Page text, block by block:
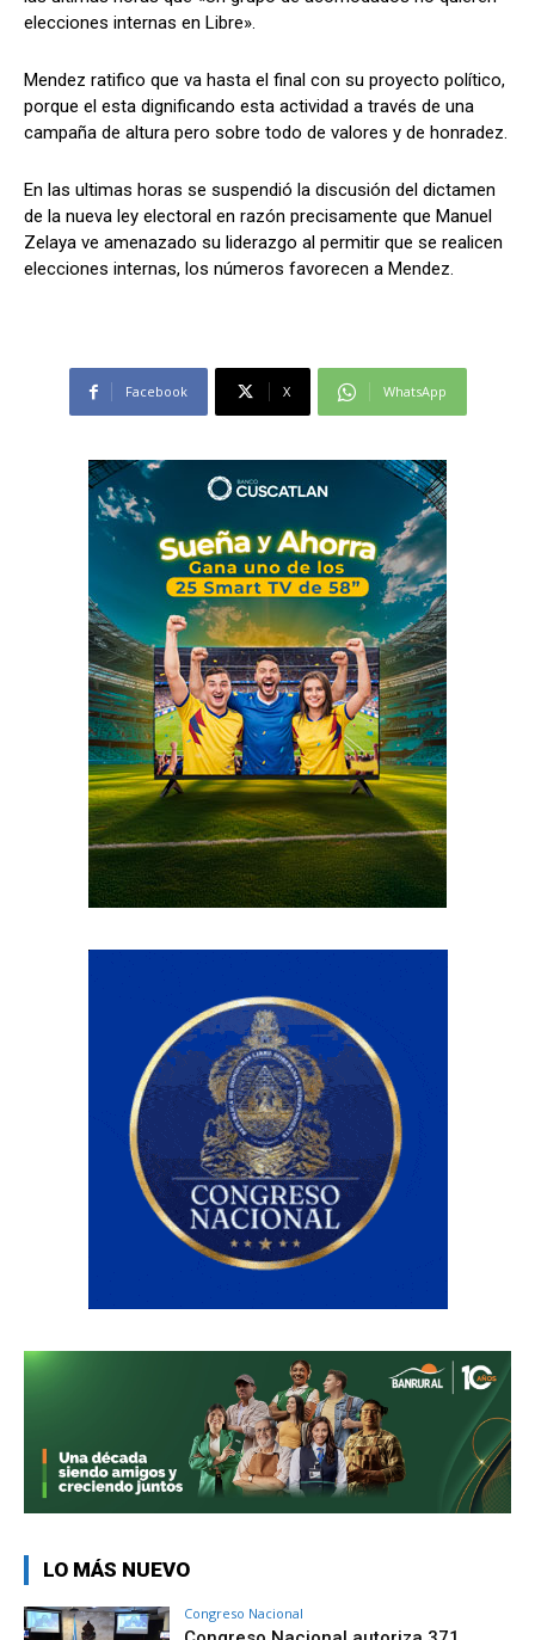
Comparta
Facebook X WhatsApp
Comparta
Facebook X WhatsApp
elecciones internas en Libre».
Mendez ratifico que va hasta el final con su proyecto político,
porque el esta dignificando esta actividad a través de una
campaña de altura pero sobre todo de valores y de honradez.
En las ultimas horas se suspendió la discusión del dictamen
de la nueva ley electoral en razón precisamente que Manuel
Zelaya ve amenazado su liderazgo al permitir que se realicen
elecciones internas, los números favorecen a Mendez.
Facebook X WhatsApp
LO MÁS NUEVO
Congreso Nacional